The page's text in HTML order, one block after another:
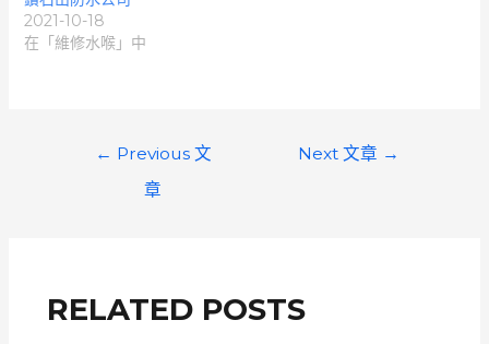
2021-10-18
在「維修水喉」中
← Previous 文
章
Next 文章 →
RELATED POSTS